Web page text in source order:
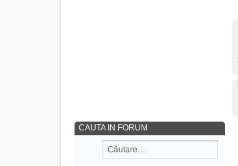
CAUTA IN FORUM